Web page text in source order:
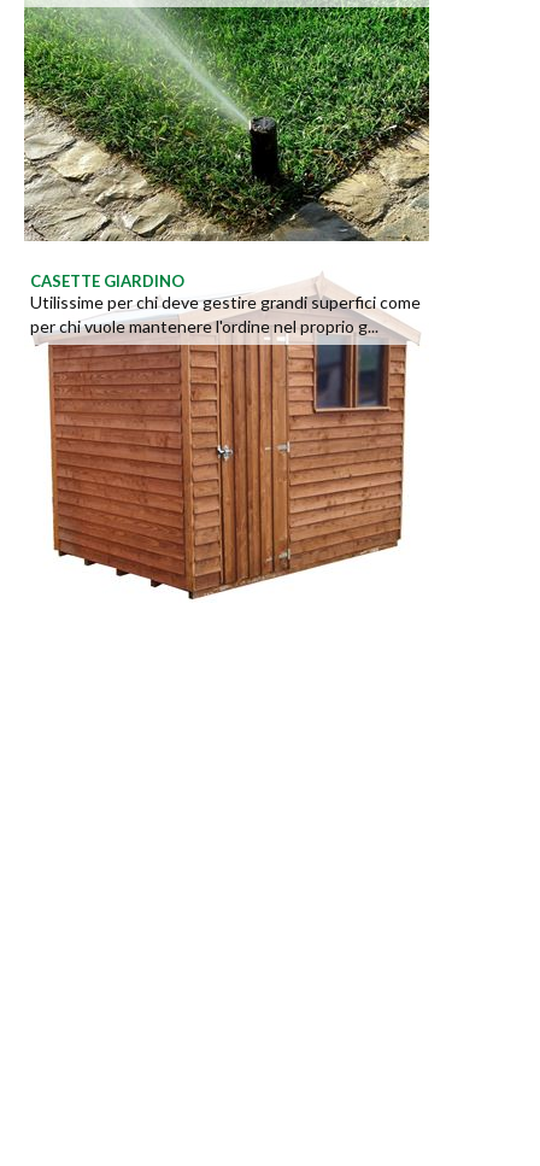
CASETTE GIARDINO
Utilissime per chi deve gestire grandi superfici come
per chi vuole mantenere l'ordine nel proprio g...